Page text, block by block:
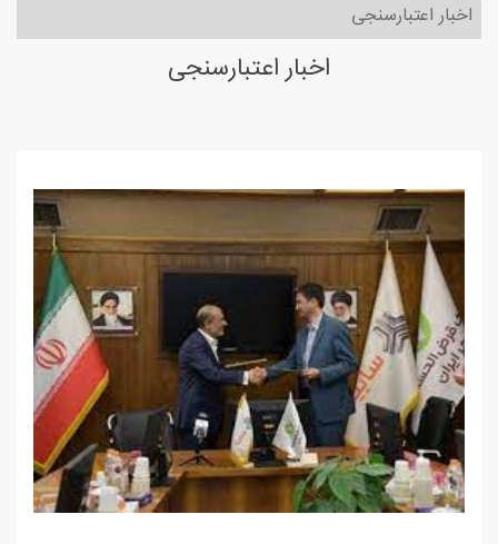
اخبار اعتبارسنجی
اخبار اعتبارسنجی